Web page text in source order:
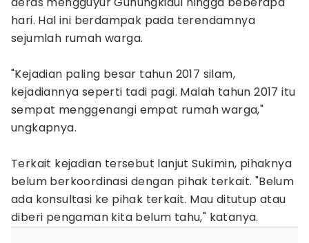
hari. Hal ini berdampak pada terendamnya
sejumlah rumah warga.
"Kejadian paling besar tahun 2017 silam,
kejadiannya seperti tadi pagi. Malah tahun 2017 itu
sempat menggenangi empat rumah warga,"
ungkapnya.
Terkait kejadian tersebut lanjut Sukimin, pihaknya
belum berkoordinasi dengan pihak terkait. "Belum
ada konsultasi ke pihak terkait. Mau ditutup atau
diberi pengaman kita belum tahu," katanya.‎